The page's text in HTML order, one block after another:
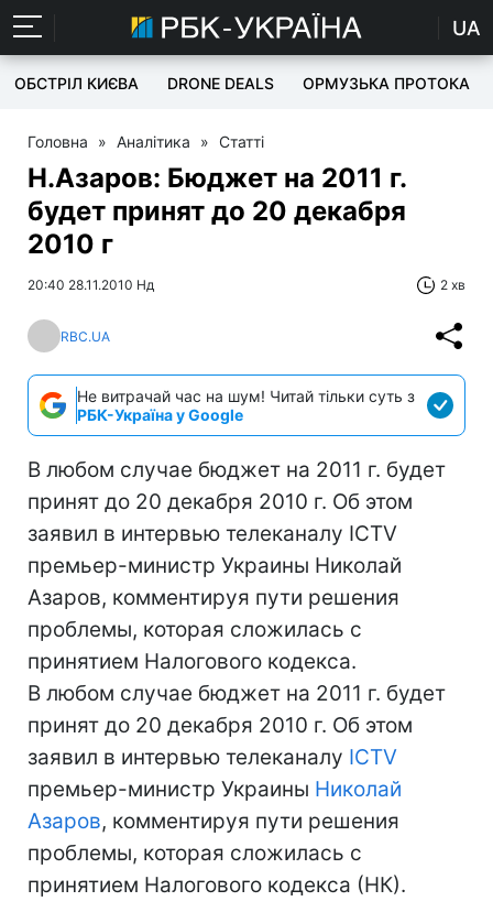
UA
ОБСТРІЛ КИЄВА DRONE DEALS ОРМУЗЬКА ПРОТОКА
Головна » Аналітика » Статті
Н.Азаров: Бюджет на 2011 г.
будет принят до 20 декабря
2010 г
20:40 28.11.2010 Нд 2 хв
RBC.UA
Не витрачай час на шум! Читай тільки суть з
РБК-Україна у Google
В любом случае бюджет на 2011 г. будет
принят до 20 декабря 2010 г. Об этом
заявил в интервью телеканалу ICTV
премьер-министр Украины Николай
Азаров, комментируя пути решения
проблемы, которая сложилась с
принятием Налогового кодекса.
В любом случае бюджет на 2011 г. будет
принят до 20 декабря 2010 г. Об этом
заявил в интервью телеканалу ICTV
премьер-министр Украины Николай
Азаров, комментируя пути решения
проблемы, которая сложилась с
принятием Налогового кодекса (НК).